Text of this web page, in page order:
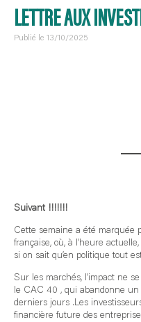
LETTRE AUX
Publié le 13/10/2025
Suivant !!!!!!!
Cette semaine a été marquée
française, où, à l’heure
si on sait qu’en politique tout
Sur les marchés, l’impact ne
le CAC 40 , qui abandonne
derniers jours .Les
financière future des